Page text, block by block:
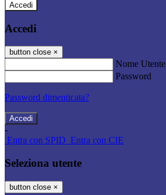
Accedi
Accedi
button close ×
Nome Utente
Password
Password dimenticata?
-
Entra con SPID Entra con CIE
Seleziona utente
button close ×